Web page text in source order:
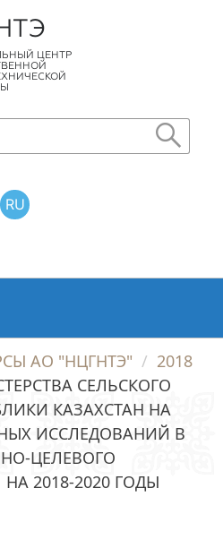
ЦЕНТР
RU
АО "НЦГНТЭ"
2018
СЕЛЬСКОГО
КАЗАХСТАН НА
ИССЛЕДОВАНИЙ В
ЦЕЛЕВОГО
2018-2020 ГОДЫ